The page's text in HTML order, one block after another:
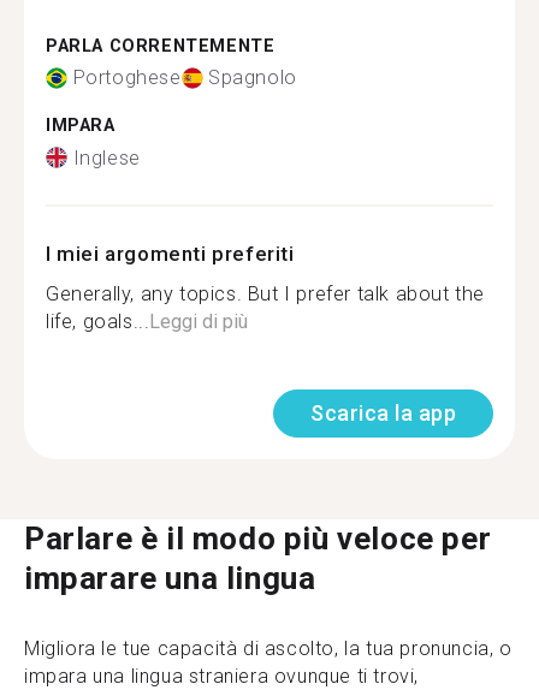
PARLA CORRENTEMENTE
Portoghese Spagnolo
IMPARA
Inglese
I miei argomenti preferiti
Generally, any topics. But I prefer talk about the
life, goals... Leggi di più
Scarica la app
Parlare è il modo più veloce per
imparare una lingua
Migliora le tue capacità di ascolto, la tua pronuncia, o
impara una lingua straniera ovunque ti trovi,